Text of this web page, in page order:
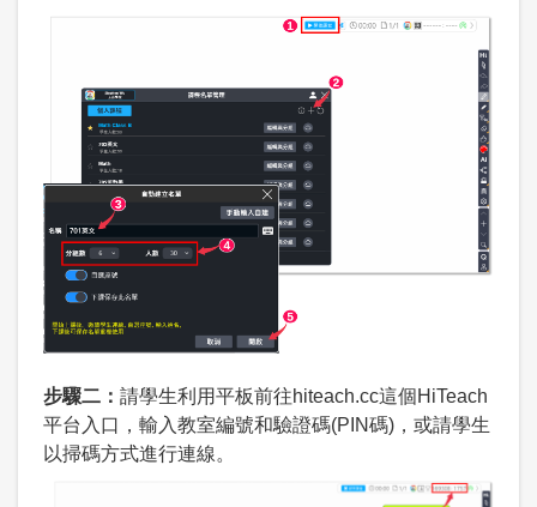
步驟二： 請學生利用平板前往hiteach.cc這個HiTeach
平台入口，輸入教室編號和驗證碼(PIN碼)，或請學生
以掃碼方式進行連線。